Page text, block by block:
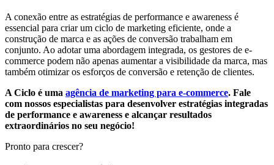
A conexão entre as estratégias de performance e awareness é
essencial para criar um ciclo de marketing eficiente, onde a
construção de marca e as ações de conversão trabalham em
conjunto. Ao adotar uma abordagem integrada, os gestores de e-
commerce podem não apenas aumentar a visibilidade da marca, mas
também otimizar os esforços de conversão e retenção de clientes.
A Ciclo é uma agência de marketing para e-commerce. Fale
com nossos especialistas para desenvolver estratégias integradas
de performance e awareness e alcançar resultados
extraordinários no seu negócio!
Pronto para crescer?